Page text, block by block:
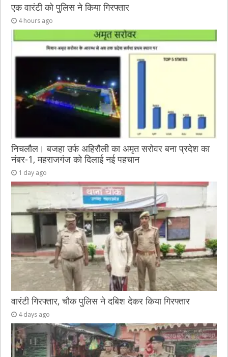
एक वारंटी को पुलिस ने किया गिरफ्तार
4 hours ago
निचलौल। बजहा उर्फ अहिरौली का अमृत सरोवर बना प्रदेश का
नंबर-1, महराजगंज को दिलाई नई पहचान
1 day ago
वारंटी गिरफ्तार, चौक पुलिस ने दबिश देकर किया गिरफ्तार
4 days ago